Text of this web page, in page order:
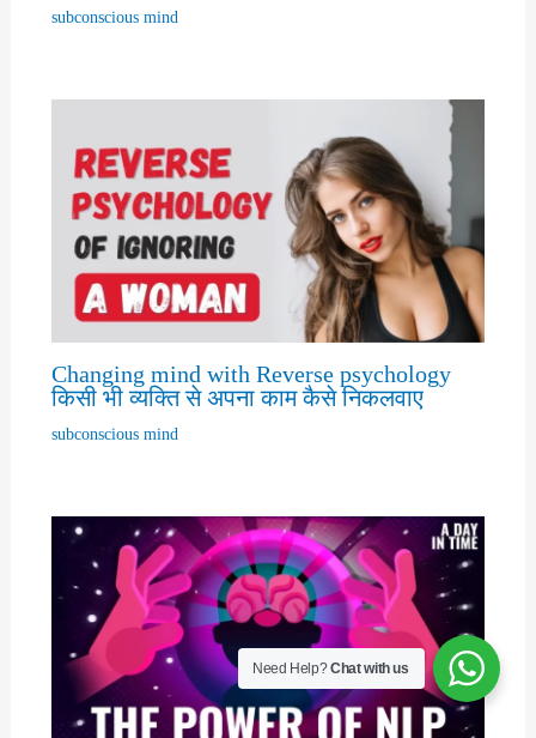
subconscious mind
Changing mind with Reverse psychology
किसी भी व्यक्ति से अपना काम कैसे निकलवाए
subconscious mind
Need Help?Chat with us